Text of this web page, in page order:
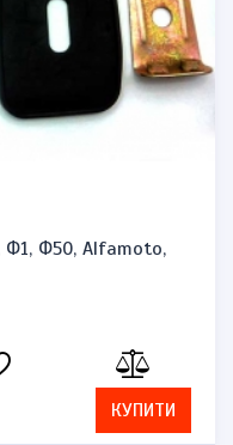
Ф1, Ф50, Alfamoto,
КУПИТИ